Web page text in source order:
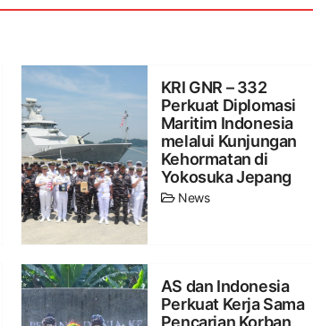
KRI GNR – 332
Perkuat Diplomasi
Maritim Indonesia
melalui Kunjungan
Kehormatan di
Yokosuka Jepang
News
AS dan Indonesia
Perkuat Kerja Sama
Pencarian Korban